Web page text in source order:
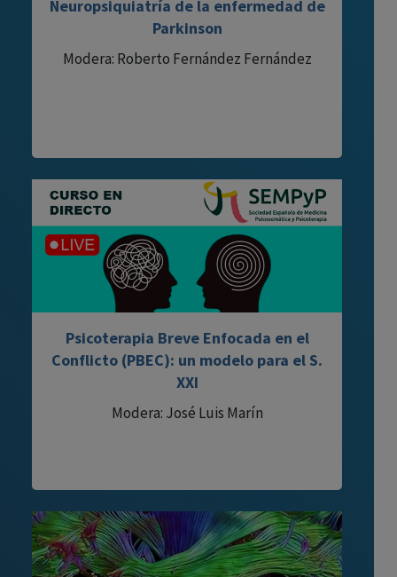
Neuropsiquiatría de la enfermedad de
Parkinson
Modera: Roberto Fernández Fernández
Psicoterapia Breve Enfocada en el
Conflicto (PBEC): un modelo para el S.
XXI
Modera: José Luis Marín